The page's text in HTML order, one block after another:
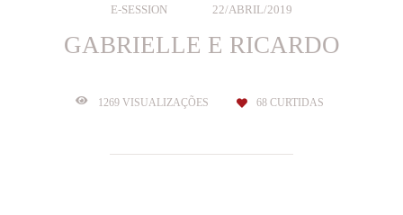
E-SESSION 22/ABRIL/2019
GABRIELLE E RICARDO
1269VISUALIZAÇÕES 68CURTIDAS